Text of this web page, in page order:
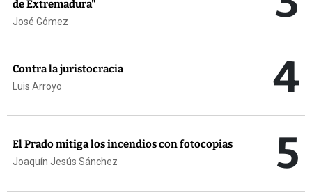
de Extremadura"
José Gómez
Contra la juristocracia
Luis Arroyo 4
El Prado mitiga los incendios con fotocopias
Joaquín Jesús Sánchez 5